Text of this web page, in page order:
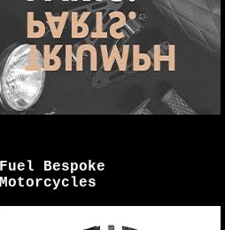
Fuel Bespoke
Motorcycles